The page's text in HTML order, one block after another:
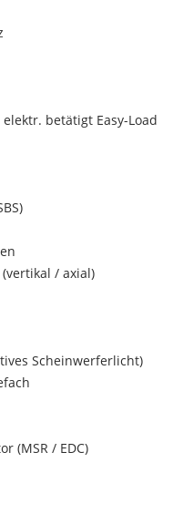
betätigt Easy-Load
/ axial)
Scheinwerferlicht)
(MSR / EDC)